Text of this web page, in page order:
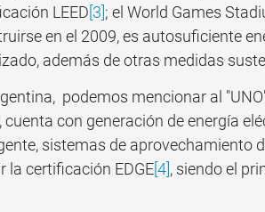
LEED[3]; el World Games
en el 2009, es autosuficiente
además de otras medidas
podemos mencionar al
cuenta con generación de energía
sistemas de aprovechamiento
la certificación EDGE[4], siendo el